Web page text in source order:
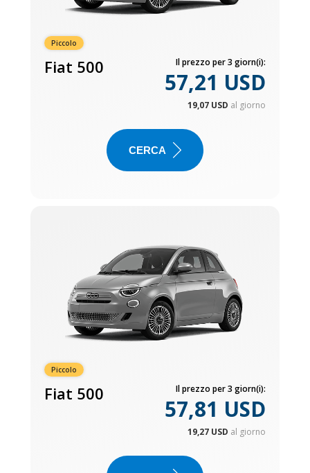
Piccolo
Fiat 500 Il prezzo per 3 giorn(i):
57,21 USD
19,07 USD al giorno
CERCA
Piccolo
Fiat 500 Il prezzo per 3 giorn(i):
57,81 USD
19,27 USD al giorno